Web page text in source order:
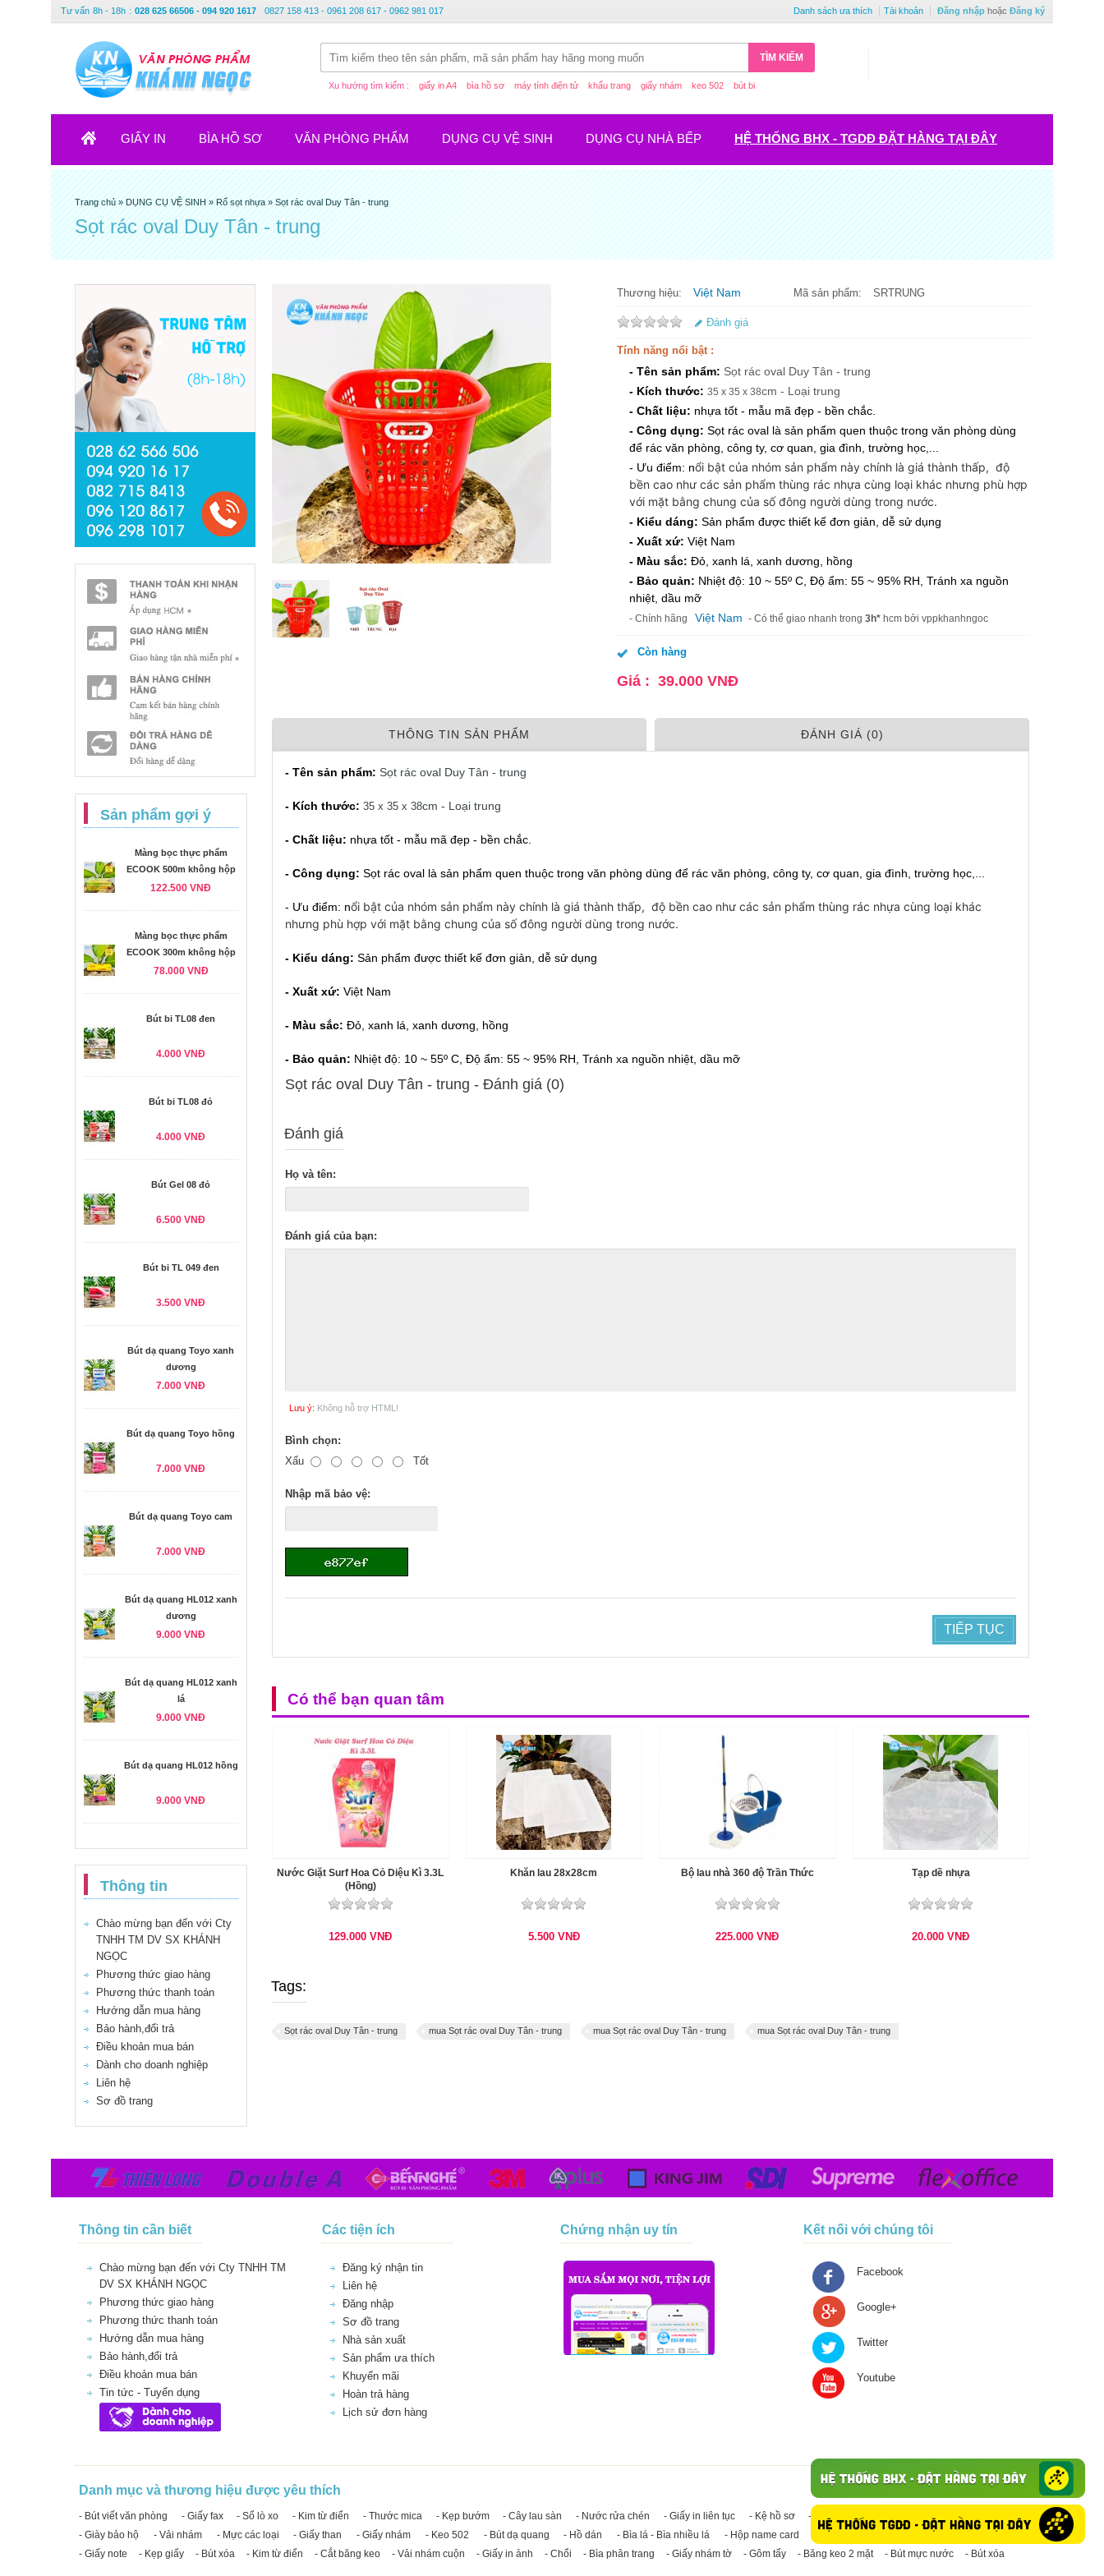
Tư vấn 8h - 18h : 028 625 66506 - 094 920 1617 0827 158 413 - 0961 208 617 - 0962 981 017 Danh sách ưa thích Tài khoản Đăng nhập hoặc Đăng ký
TÌM KIẾM
Xu hướng tìm kiếm : giấy in A4 bìa hồ sơ máy tính điện tử khẩu trang giấy nhám keo 502 bút bi
GIẤY IN BÌA HỒ SƠ VĂN PHÒNG PHẨM DỤNG CỤ VỆ SINH DỤNG CỤ NHÀ BẾP HỆ THỐNG BHX - TGDĐ ĐẶT HÀNG TẠI ĐÂY
Trang chủ»DỤNG CỤ VỆ SINH»Rổ sọt nhựa»Sọt rác oval Duy Tân - trung
Sọt rác oval Duy Tân - trung
Sản phẩm gợi ý
Màng bọc thực phẩm
ECOOK 500m không hộp
122.500 VNĐ
Màng bọc thực phẩm
ECOOK 300m không hộp
78.000 VNĐ
Bút bi TL08 đen
4.000 VNĐ
Bút bi TL08 đỏ
4.000 VNĐ
Bút Gel 08 đỏ
6.500 VNĐ
Bút bi TL 049 đen
3.500 VNĐ
Bút dạ quang Toyo xanh
dương
7.000 VNĐ
Bút dạ quang Toyo hồng
7.000 VNĐ
Bút dạ quang Toyo cam
7.000 VNĐ
Bút dạ quang HL012 xanh
dương
9.000 VNĐ
Bút dạ quang HL012 xanh
lá
9.000 VNĐ
Bút dạ quang HL012 hồng
9.000 VNĐ
Thông tin
Chào mừng bạn đến với Cty
TNHH TM DV SX KHÁNH
NGỌC
Phương thức giao hàng
Phương thức thanh toán
Hướng dẫn mua hàng
Bảo hành,đổi trả
Điều khoản mua bán
Dành cho doanh nghiệp
Liên hệ
Sơ đồ trang
Thương hiệu: Việt Nam Mã sản phẩm: SRTRUNG
Đánh giá
Tính năng nổi bật :
- Tên sản phẩm: Sọt rác oval Duy Tân - trung
- Kích thước: 35 x 35 x 38cm - Loại trung
- Chất liệu: nhựa tốt - mẫu mã đẹp - bền chắc.
- Công dụng: Sọt rác oval là sản phẩm quen thuộc trong văn phòng dùng
để rác văn phòng, công ty, cơ quan, gia đình, trường học,...
- Ưu điểm: nổi bật của nhóm sản phẩm này chính là giá thành thấp, độ
bền cao như các sản phẩm thùng rác nhựa cùng loại khác nhưng phù hợp
với mặt bằng chung của số đông người dùng trong nước.
- Kiểu dáng: Sản phẩm được thiết kế đơn giản, dễ sử dụng
- Xuất xứ: Việt Nam
- Màu sắc: Đỏ, xanh lá, xanh dương, hồng
- Bảo quản: Nhiệt độ: 10 ~ 55º C, Độ ẩm: 55 ~ 95% RH, Tránh xa nguồn
nhiệt, dầu mỡ
- Chính hãng Việt Nam - Có thể giao nhanh trong 3h* hcm bởi vppkhanhngoc
Còn hàng
Giá : 39.000 VNĐ
THÔNG TIN SẢN PHẨM ÐÁNH GIÁ (0)
- Tên sản phẩm: Sọt rác oval Duy Tân - trung
- Kích thước: 35 x 35 x 38cm - Loại trung
- Chất liệu: nhựa tốt - mẫu mã đẹp - bền chắc.
- Công dụng: Sọt rác oval là sản phẩm quen thuộc trong văn phòng dùng để rác văn phòng, công ty, cơ quan, gia đình, trường học,...
- Ưu điểm: nổi bật của nhóm sản phẩm này chính là giá thành thấp, độ bền cao như các sản phẩm thùng rác nhựa cùng loại khác
nhưng phù hợp với mặt bằng chung của số đông người dùng trong nước.
- Kiểu dáng: Sản phẩm được thiết kế đơn giản, dễ sử dụng
- Xuất xứ: Việt Nam
- Màu sắc: Đỏ, xanh lá, xanh dương, hồng
- Bảo quản: Nhiệt độ: 10 ~ 55º C, Độ ẩm: 55 ~ 95% RH, Tránh xa nguồn nhiệt, dầu mỡ
Sọt rác oval Duy Tân - trung - Ðánh giá (0)
Đánh giá
Họ và tên:
Đánh giá của bạn:
Lưu ý: Không hỗ trợ HTML!
Bình chọn:
Xấu
Tốt
Nhập mã bảo vệ:
TIẾP TỤC
Có thể bạn quan tâm
Nước Giặt Surf Hoa Cỏ Diệu Kì 3.3L
(Hồng)
129.000VNĐ
Khăn lau 28x28cm
5.500 VNĐ
Bộ lau nhà 360 độ Trần Thức
225.000VNĐ
Tạp dề nhựa
20.000VNĐ
Tags:
Sọt rác oval Duy Tân - trung mua Sọt rác oval Duy Tân - trung mua Sọt rác oval Duy Tân - trung mua Sọt rác oval Duy Tân - trung
Thông tin cần biết
Chào mừng bạn đến với Cty TNHH TM
DV SX KHÁNH NGỌC
Phương thức giao hàng
Phương thức thanh toán
Hướng dẫn mua hàng
Bảo hành,đổi trả
Điều khoản mua bán
Tin tức - Tuyển dụng
Các tiện ích
Đăng ký nhận tin
Liên hệ
Đăng nhập
Sơ đồ trang
Nhà sản xuất
Sản phẩm ưa thích
Khuyến mãi
Hoàn trả hàng
Lịch sử đơn hàng
Chứng nhận uy tín Kết nối với chúng tôi
Facebook
Google+
Twitter
Youtube
Danh mục và thương hiệu được yêu thích
- Bút viết văn phòng - Giấy fax - Sổ lò xo - Kim từ điển - Thước mica - Kẹp bướm - Cây lau sàn - Nước rửa chén - Giấy in liên tục - Kệ hồ sơ - Giấy in A4
- Băng keo trong - Băng keo đục
- Giày bảo hộ
- Vải nhám - Mực các loại - Giấy than - Giấy nhám - Keo 502 - Bút dạ quang - Hồ dán - Bìa lá - Bìa nhiều lá - Hộp name card - Giấy in A3 - Giấy vệ sinh
- Keo Silicone
- Giấy note
- Kẹp giấy - Bút xóa - Kim từ điển - Cắt băng keo - Vải nhám cuộn - Giấy in ảnh - Chổi - Bìa phân trang - Giấy nhám tờ - Gôm tẩy - Băng keo 2 mặt - Bút mực nước - Bút xóa